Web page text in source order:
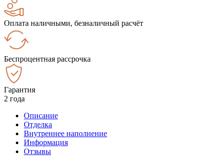
Оплата наличными, безналичный расчёт
Беспроцентная рассрочка
Гарантия
2 года
Описание
Отделка
Внутреннее наполнение
Информация
Отзывы